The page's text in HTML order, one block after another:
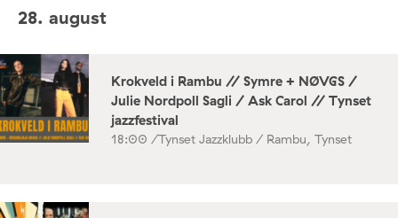
28. august
Krokveld i Rambu // Symre + NØVGS /
Julie Nordpoll Sagli / Ask Carol // Tynset
jazzfestival
18:00 /Tynset Jazzklubb / Rambu, Tynset